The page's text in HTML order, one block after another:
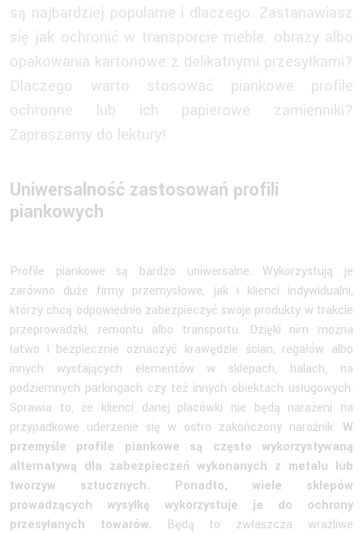
są najbardziej popularne i dlaczego. Zastanawiasz
się jak ochronić w transporcie meble, obrazy albo
opakowania kartonowe z delikatnymi przesyłkami?
Dlaczego warto stosować piankowe profile
ochronne lub ich papierowe zamienniki?
Zapraszamy do lektury!
Uniwersalność zastosowań profili
piankowych
Profile piankowe są bardzo uniwersalne. Wykorzystują je
zarówno duże firmy przemysłowe, jak i klienci indywidualni,
którzy chcą odpowiednio zabezpieczyć swoje produkty w trakcie
przeprowadzki, remontu albo transportu. Dzięki nim można
łatwo i bezpiecznie oznaczyć krawędzie ścian, regałów albo
innych wystających elementów w sklepach, halach, na
podziemnych parkingach czy też innych obiektach usługowych.
Sprawia to, że klienci danej placówki nie będą narażeni na
przypadkowe uderzenie się w ostro zakończony narożnik. W
przemyśle profile piankowe są często wykorzystywaną
alternatywą dla zabezpieczeń wykonanych z metalu lub
tworzyw sztucznych. Ponadto, wiele sklepów
prowadzących wysyłkę wykorzystuje je do ochrony
przesyłanych towarów. Będą to zwłaszcza wrażliwe